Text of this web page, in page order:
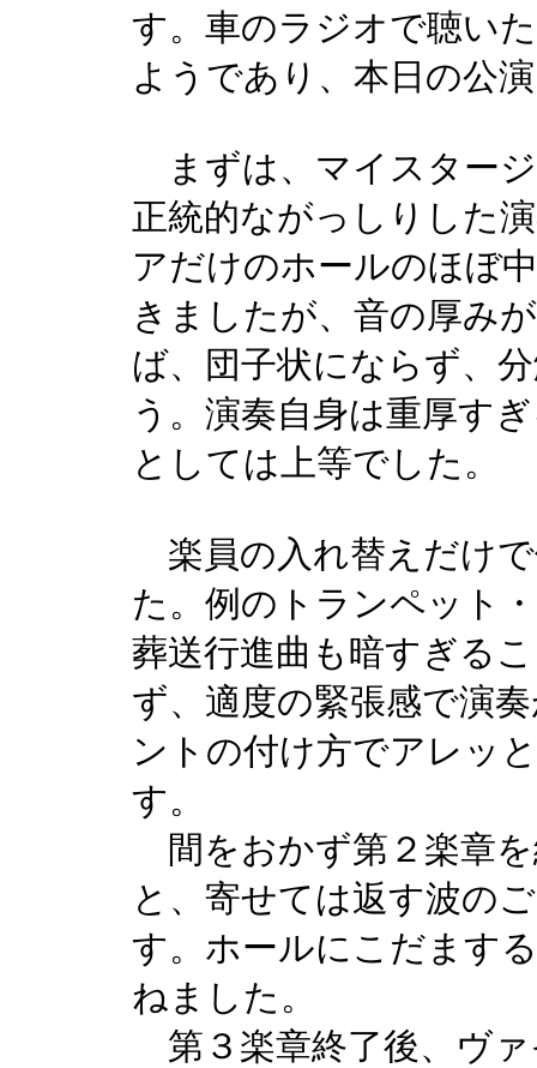
す。車のラジオで聴い
ようであり、本日の公
まずは、マイスター
正統的ながっしりした
アだけのホールのほぼ
きましたが、音の厚み
ば、団子状にならず、
う。演奏自身は重厚す
としては上等でした。
楽員の入れ替えだけ
た。例のトランペット
葬送行進曲も暗すぎる
ず、適度の緊張感で演
ントの付け方でアレッ
す。
間をおかず第２楽章
と、寄せては返す波の
す。ホールにこだます
ねました。
第３楽章終了後、ヴ